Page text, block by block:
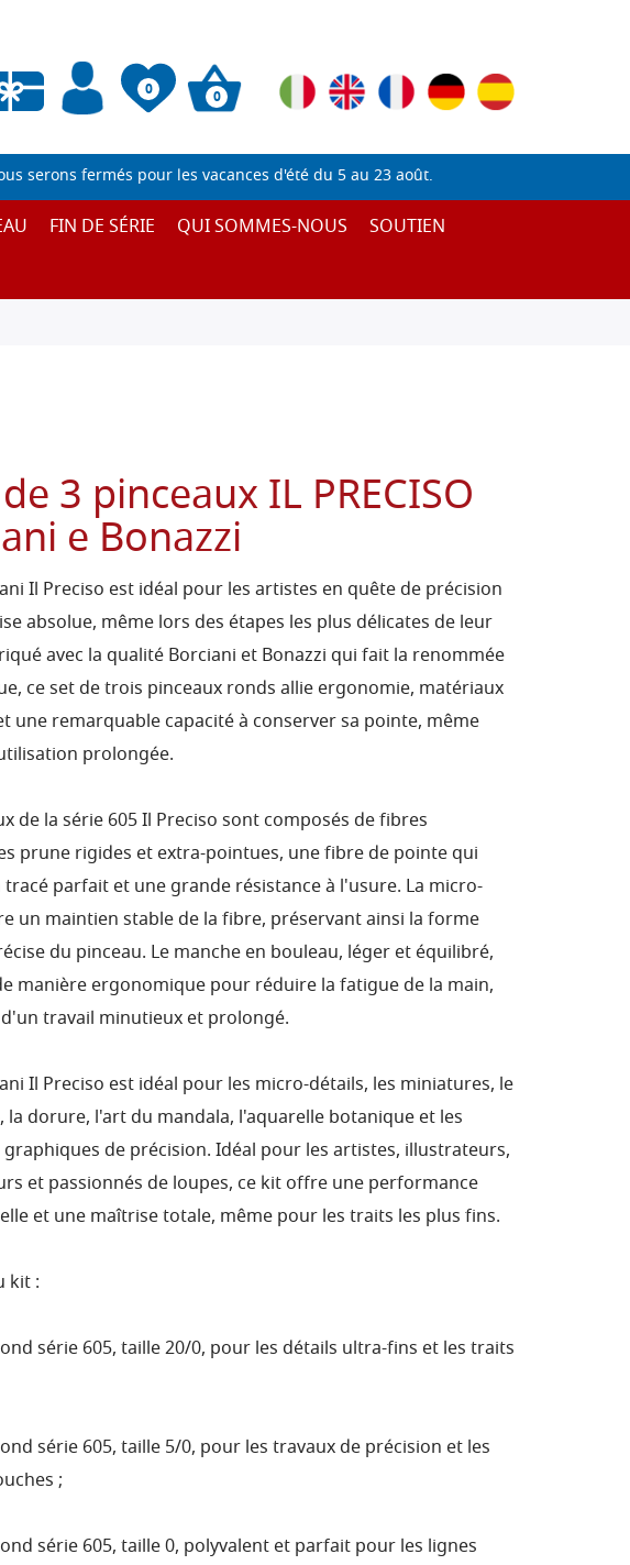
0
vide
0
serons fermés pour les vacances d'été du 5 au 23 août.
FIN DE SÉRIE QUI SOMMES-NOUS
SOUTIEN
3 pinceaux IL PRECISO
e Bonazzi
Il Preciso est idéal pour les artistes en quête de précision
absolue, même lors des étapes les plus délicates de leur
avec la qualité Borciani et Bonazzi qui fait la renommée
ce set de trois pinceaux ronds allie ergonomie, matériaux
une remarquable capacité à conserver sa pointe, même
prolongée.
de la série 605 Il Preciso sont composés de fibres
prune rigides et extra-pointues, une fibre de pointe qui
parfait et une grande résistance à l'usure. La micro-
un maintien stable de la fibre, préservant ainsi la forme
du pinceau. Le manche en bouleau, léger et équilibré,
manière ergonomique pour réduire la fatigue de la main,
travail minutieux et prolongé.
Il Preciso est idéal pour les micro-détails, les miniatures, le
la dorure, l'art du mandala, l'aquarelle botanique et les
de précision. Idéal pour les artistes, illustrateurs,
et passionnés de loupes, ce kit offre une performance
et une maîtrise totale, même pour les traits les plus fins.
kit :
série 605, taille 20/0, pour les détails ultra-fins et les traits
série 605, taille 5/0, pour les travaux de précision et les
;
série 605, taille 0, polyvalent et parfait pour les lignes